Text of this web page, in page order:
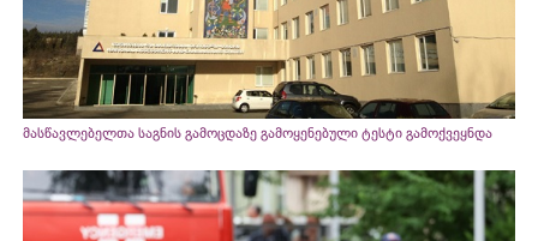
მასწავლებელთა საგნის გამოცდაზე გამოყენებული ტესტი გამოქვეყნდა